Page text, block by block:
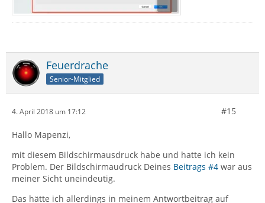
Feuerdrache
Senior-Mitglied
4. April 2018 um 17:12 #15
Hallo Mapenzi,
mit diesem Bildschirmausdruck habe und hatte ich kein
Problem. Der Bildschirmaudruck Deines Beitrags #4 war aus
meiner Sicht uneindeutig.
Das hätte ich allerdings in meinem Antwortbeitrag auf